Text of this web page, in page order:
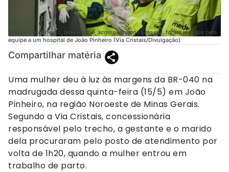
Após o nascimento, mãe e bebê, acompanhados pelo pai, foram levados pela
equipe a um hospital de João Pinheiro (Via Cristais/Divulgação)
Compartilhar matéria
Uma mulher deu à luz às margens da BR-040 na
madrugada dessa quinta-feira (15/5) em João
Pinheiro, na região Noroeste de Minas Gerais.
Segundo a Via Cristais, concessionária
responsável pelo trecho, a gestante e o marido
dela procuraram pelo posto de atendimento por
volta de 1h20, quando a mulher entrou em
trabalho de parto.